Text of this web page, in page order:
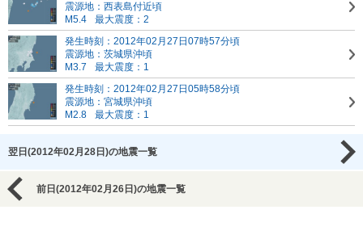
震源地：西表島付近頃
M5.4
最大震度：2
発生時刻：2012年02月27日07時57分頃
震源地：茨城県沖頃
M3.7
最大震度：1
発生時刻：2012年02月27日05時58分頃
震源地：宮城県沖頃
M2.8
最大震度：1
翌日(2012年02月28日)の地震一覧
前日(2012年02月26日)の地震一覧